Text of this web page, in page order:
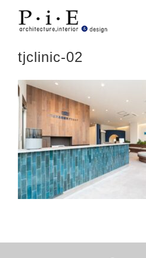
content
tjclinic-02